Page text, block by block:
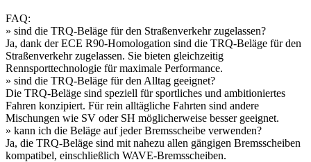
FAQ:
» sind die TRQ-Beläge für den Straßenverkehr zugelassen?
Ja, dank der ECE R90-Homologation sind die TRQ-Beläge für den
Straßenverkehr zugelassen. Sie bieten gleichzeitig
Rennsporttechnologie für maximale Performance.
» sind die TRQ-Beläge für den Alltag geeignet?
Die TRQ-Beläge sind speziell für sportliches und ambitioniertes
Fahren konzipiert. Für rein alltägliche Fahrten sind andere
Mischungen wie SV oder SH möglicherweise besser geeignet.
» kann ich die Beläge auf jeder Bremsscheibe verwenden?
Ja, die TRQ-Beläge sind mit nahezu allen gängigen Bremsscheiben
kompatibel, einschließlich WAVE-Bremsscheiben.